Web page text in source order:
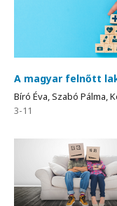
A magyar felnőtt
Bíró Éva, Szabó Pálma,
3-11